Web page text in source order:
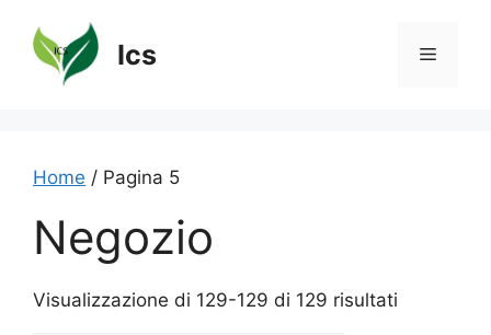
contenuto
Ics Menu
Home / Pagina 5
Negozio
Visualizzazione di 129-129 di 129 risultati